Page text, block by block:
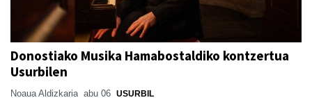
Donostiako Musika Hamabostaldiko kontzertua
Usurbilen
Noaua Aldizkaria abu 06 USURBIL